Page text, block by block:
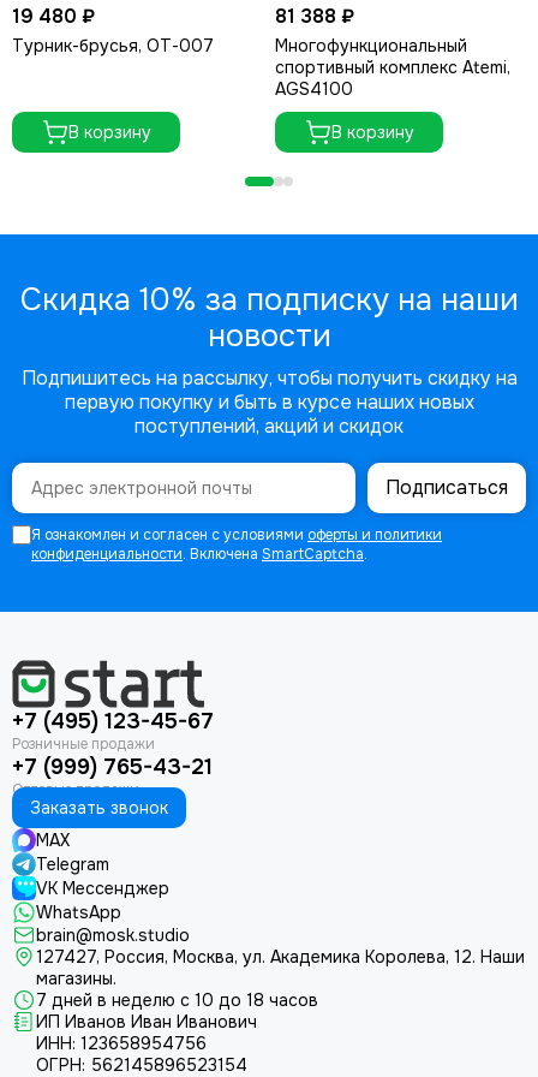
19 480 ₽
Турник-брусья, ОТ-007
В корзину
81 388 ₽
Многофункциональный
спортивный комплекс Atemi,
AGS4100
В корзину
Скидка 10% за подписку на наши
новости
Подпишитесь на рассылку, чтобы получить скидку на
первую покупку и быть в курсе наших новых
поступлений, акций и скидок
Подписаться
Я ознакомлен и согласен с условиями оферты и политики
конфиденциальности. Включена SmartCaptcha.
+7 (495) 123-45-67
+7 (999) 765-43-21
Заказать звонок
MAX
Telegram
VK Мессенджер
WhatsApp
brain@mosk.studio
127427, Россия, Москва, ул. Академика Королева, 12. Наши
магазины.
7 дней в неделю с 10 до 18 часов
ИП Иванов Иван Иванович
ИНН: 123658954756
ОГРН: 562145896523154